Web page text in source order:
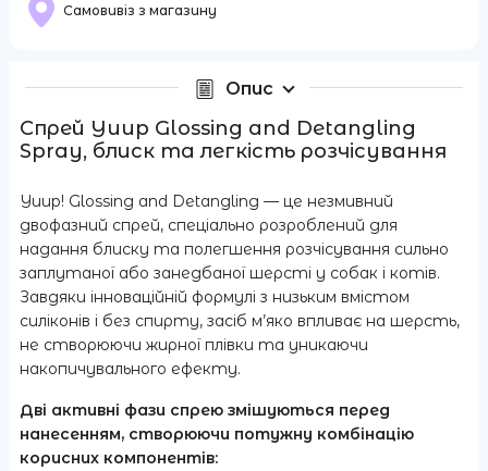
Самовивіз з магазину
Опис
Спрей Yuup Glossing and Detangling
Spray, блиск та легкість розчісування
Yuup! Glossing and Detangling — це незмивний
двофазний спрей, спеціально розроблений для
надання блиску та полегшення розчісування сильно
заплутаної або занедбаної шерсті у собак і котів.
Завдяки інноваційній формулі з низьким вмістом
силіконів і без спирту, засіб м’яко впливає на шерсть,
не створюючи жирної плівки та уникаючи
накопичувального ефекту.
Дві активні фази спрею змішуються перед
нанесенням, створюючи потужну комбінацію
корисних компонентів: